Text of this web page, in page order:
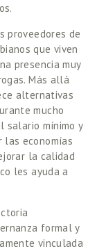
proveedores de
que viven
presencia muy
Más allá
alternativas
mucho
salario mínimo y
economías
la calidad
les ayuda a
formal y
vinculada